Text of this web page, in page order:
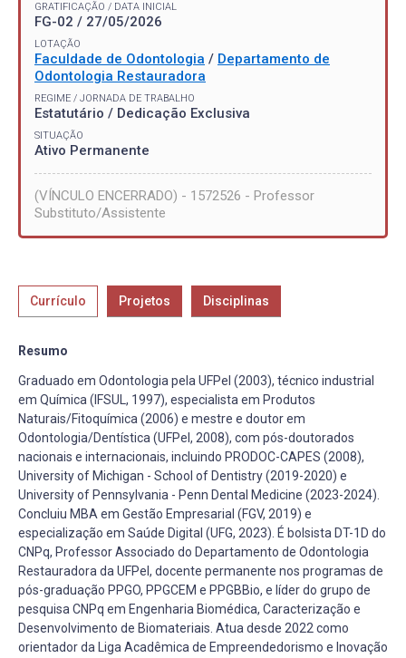
GRATIFICAÇÃO / DATA INICIAL
FG-02 / 27/05/2026
LOTAÇÃO
Faculdade de Odontologia / Departamento de
Odontologia Restauradora
REGIME / JORNADA DE TRABALHO
Estatutário / Dedicação Exclusiva
SITUAÇÃO
Ativo Permanente
(VÍNCULO ENCERRADO) - 1572526 - Professor
Substituto/Assistente
Currículo Projetos Disciplinas
Resumo
Graduado em Odontologia pela UFPel (2003), técnico industrial
em Química (IFSUL, 1997), especialista em Produtos
Naturais/Fitoquímica (2006) e mestre e doutor em
Odontologia/Dentística (UFPel, 2008), com pós-doutorados
nacionais e internacionais, incluindo PRODOC-CAPES (2008),
University of Michigan - School of Dentistry (2019-2020) e
University of Pennsylvania - Penn Dental Medicine (2023-2024).
Concluiu MBA em Gestão Empresarial (FGV, 2019) e
especialização em Saúde Digital (UFG, 2023). É bolsista DT-1D do
CNPq, Professor Associado do Departamento de Odontologia
Restauradora da UFPel, docente permanente nos programas de
pós-graduação PPGO, PPGCEM e PPGBBio, e líder do grupo de
pesquisa CNPq em Engenharia Biomédica, Caracterização e
Desenvolvimento de Biomateriais. Atua desde 2022 como
orientador da Liga Acadêmica de Empreendedorismo e Inovação